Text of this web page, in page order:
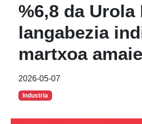
%6,8 da Urola
langabezia
martxoa
2026-05-07
Industria